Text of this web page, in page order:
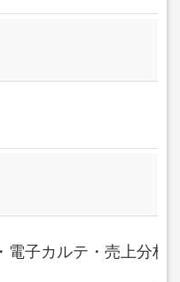
電子カルテ・売上分析